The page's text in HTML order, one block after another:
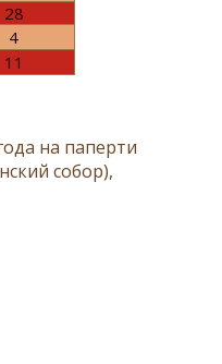
28
4
11
на паперти
собор),